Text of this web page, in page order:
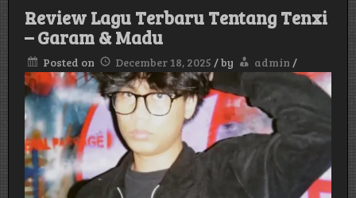
Review Lagu Terbaru Tentang Tenxi
– Garam & Madu
Posted on December 18, 2025 /by admin /